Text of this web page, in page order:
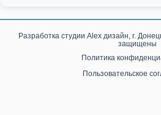
Разработка студии Alex дизайн, г.
защищены
Политика
Пользовательское